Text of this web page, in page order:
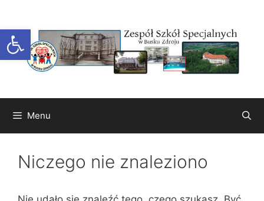
Otwórz pasek narzędzi
treści
Menu
Niczego nie znaleziono